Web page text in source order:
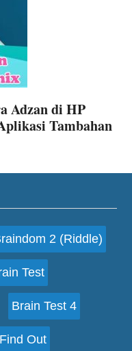
Adzan di HP
Tambahan
2 (Riddle)
Test
Brain Test 4
Find Out